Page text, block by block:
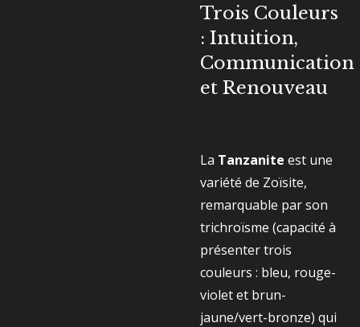
Trois Couleurs
: Intuition,
Communication
et Renouveau
La Tanzanite est une
variété de Zoïsite,
remarquable par son
trichroïsme (capacité à
présenter trois
couleurs : bleu, rouge-
violet et brun-
jaune/vert-bronze) qui